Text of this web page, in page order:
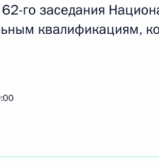
Показать следующие
го заседания
квалификациям,